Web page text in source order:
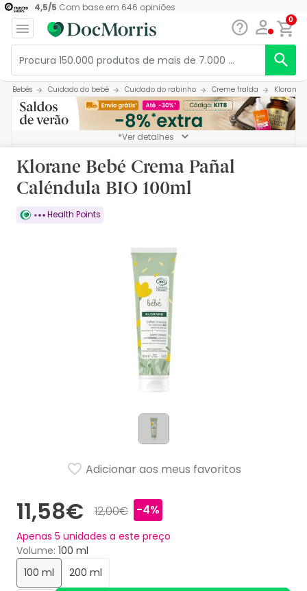
4,5/5 Com base em 646 opiniões
0
Bebés Cuidado do bebé Cuidado do rabinho Creme fralda Klorane
*Ver detalhes
Klorane Bebé Crema Pañal
Caléndula BIO 100ml
Health Points
11,58€ 12,00€ -4%
Apenas 5 unidades a este preço
Volume 100 ml
100 ml
200 ml
Adicionar aos meus favoritos